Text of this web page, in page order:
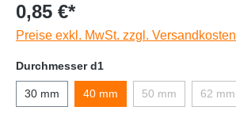
0,85 €*
Preise exkl. MwSt. zzgl. Versandkosten
Durchmesser d1
30 mm 40 mm 50 mm 62 mm